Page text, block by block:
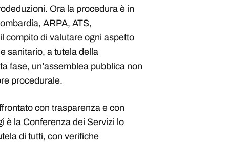
Ora la procedura è in
ARPA, ATS,
compito di valutare ogni aspetto
sanitario, a tutela della
fase, un’assemblea pubblica non
procedurale.
con trasparenza e con
è la Conferenza dei Servizi lo
di tutti, con verifiche